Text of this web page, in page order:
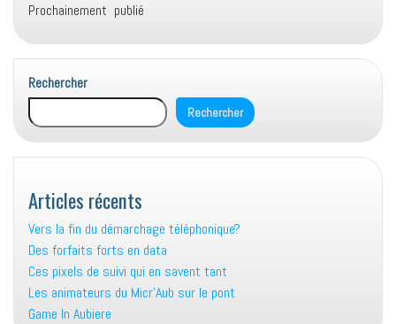
Prochainement publié
Rechercher
Rechercher
Articles récents
Vers la fin du démarchage téléphonique?
Des forfaits forts en data
Ces pixels de suivi qui en savent tant
Les animateurs du Micr’Aub sur le pont
Game In Aubiere